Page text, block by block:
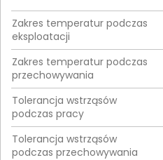
Zakres temperatur podczas
eksploatacji
Zakres temperatur podczas
przechowywania
Tolerancja wstrząsów
podczas pracy
Tolerancja wstrząsów
podczas przechowywania